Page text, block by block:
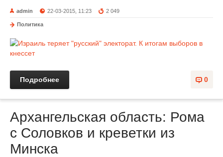
admin 22-03-2015, 11:23 2 049
Политика
0
Подробнее
Архангельская область: Рома
с Соловков и креветки из
Минска